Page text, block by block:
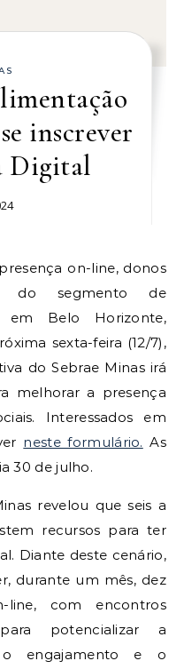
inscrever
Digital
do segmento de
em Belo Horizonte,
sexta-feira (12/7),
do Sebrae Minas irá
melhorar a presença
Interessados em
neste formulário. As
30 de julho.
revelou que seis a
recursos para ter
Diante deste cenário,
durante um mês, dez
line, com encontros
potencializar a
o engajamento e o